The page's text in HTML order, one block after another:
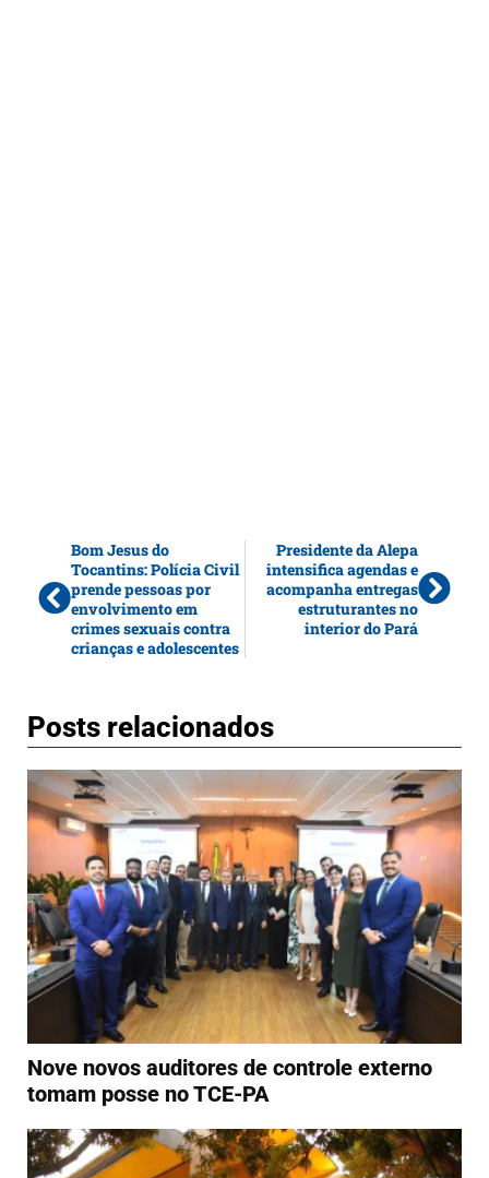
Bom Jesus do
Tocantins: Polícia Civil
prende pessoas por
envolvimento em
crimes sexuais contra
crianças e adolescentes
Presidente da Alepa
intensifica agendas e
acompanha entregas
estruturantes no
interior do Pará
Posts relacionados
Nove novos auditores de controle externo
tomam posse no TCE-PA